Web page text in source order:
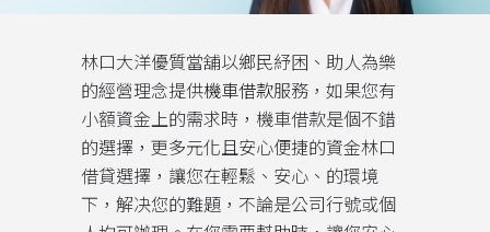
林口大洋優質當舖以鄉民紓困、助人為樂
的經營理念提供機車借款服務，如果您有
小額資金上的需求時，機車借款是個不錯
的選擇，更多元化且安心便捷的資金林口
借貸選擇，讓您在輕鬆、安心、的環境
下，解决您的難題，不論是公司行號或個